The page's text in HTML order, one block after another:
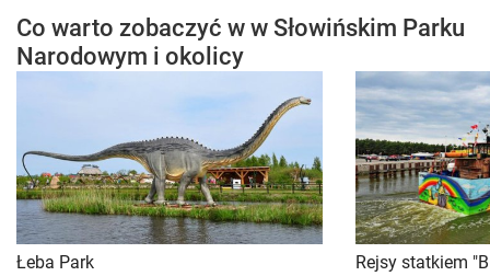
Co warto zobaczyć w w Słowińskim Parku
Narodowym i okolicy
Łeba Park Rejsy statkiem